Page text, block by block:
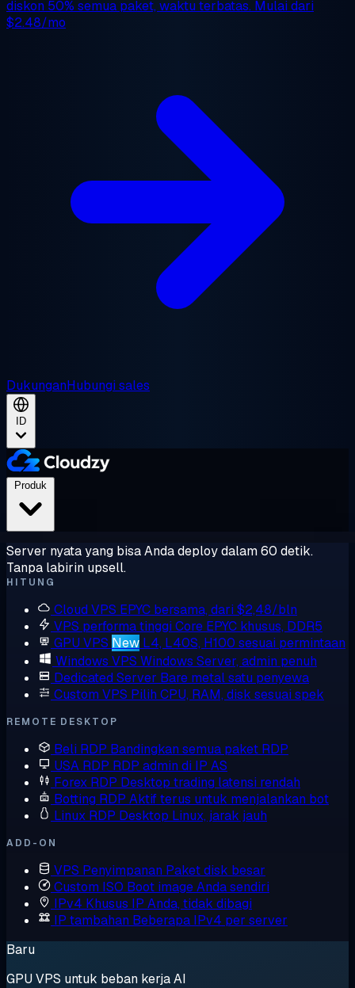
diskon 50% semua paket, waktu terbatas. Mulai dari
$2.48/mo
DukunganHubungi sales
ID
Server nyata yang bisa Anda deploy dalam 60 detik.
Tanpa labirin upsell.
HITUNG
Cloud VPS EPYC bersama, dari $2,48/bln
VPS performa tinggi Core EPYC khusus, DDR5
GPU VPS New L4, L40S, H100 sesuai permintaan
Windows VPS Windows Server, admin penuh
Dedicated Server Bare metal satu penyewa
Custom VPS Pilih CPU, RAM, disk sesuai spek
REMOTE DESKTOP
Beli RDP Bandingkan semua paket RDP
USA RDP RDP admin di IP AS
Forex RDP Desktop trading latensi rendah
Botting RDP Aktif terus untuk menjalankan bot
Linux RDP Desktop Linux, jarak jauh
ADD-ON
VPS Penyimpanan Paket disk besar
Custom ISO Boot image Anda sendiri
IPv4 Khusus IP Anda, tidak dibagi
IP tambahan Beberapa IPv4 per server
Baru
GPU VPS untuk beban kerja AI